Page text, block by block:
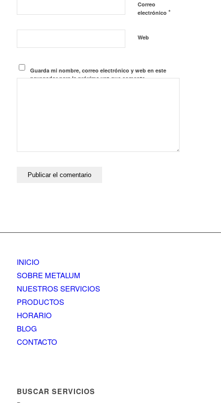
Correo
electrónico *
Web
Guarda mi nombre, correo electrónico y web en este
navegador para la próxima vez que comente.
INICIO
SOBRE METALUM
NUESTROS SERVICIOS
PRODUCTOS
HORARIO
BLOG
CONTACTO
BUSCAR SERVICIOS